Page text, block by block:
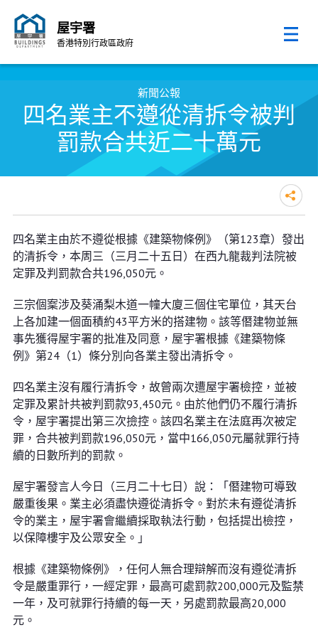
屋宇署
香港特別行政區政府
新聞公報
四名業主不遵從清拆令被判
罰款合共近二十萬元
四名業主不遵從清拆令被判罰款合
共近二十萬元
四名業主由於不遵從根據《建築物條例》（第123章）發出
的清拆令，本周三（三月二十五日）在西九龍裁判法院被
定罪及判罰款合共196,050元。
三宗個䅁涉及葵涌梨木道一幢大廈三個住宅單位，其天台
上各加建一個面積約43平方米的搭建物。該等僭建物並無
事先獲得屋宇署的批准及同意，屋宇署根據《建築物條
例》第24（1）條分別向各業主發出清拆令。
四名業主沒有履行清拆令，故曾兩次遭屋宇署檢控，並被
定罪及累計共被判罰款93,450元。由於他們仍不履行清拆
令，屋宇署提出第三次撿控。該四名業主在法庭再次被定
罪，合共被判罰款196,050元，當中166,050元屬就罪行持
續的日數所判的罰款。
屋宇署發言人今日（三月二十七日）說：「僭建物可導致
嚴重後果。業主必須盡快遵從清拆令。對於未有遵從清拆
令的業主，屋宇署會繼續採取執法行動，包括提出檢控，
以保障樓宇及公眾安全。」
根據《建築物條例》，任何人無合理辯解而沒有遵從清拆
令是嚴重罪行，一經定罪，最高可處罰款200,000元及監禁
一年，及可就罪行持續的每一天，另處罰款最高20,000
元。